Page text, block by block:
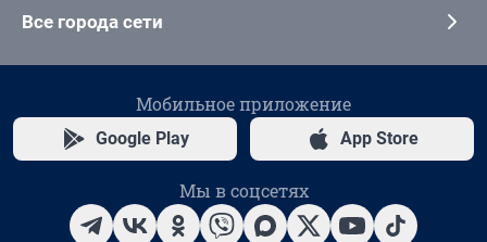
Все города сети
Мобильное приложение
Google Play App Store
Мы в соцсетях